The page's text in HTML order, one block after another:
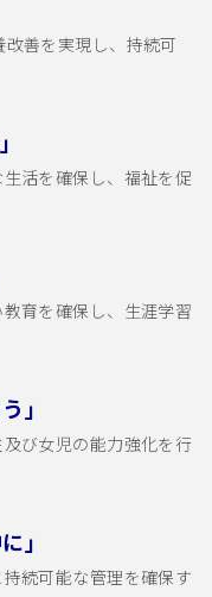
善を実現し、持続可
活を確保し、福祉を促
育を確保し、生涯学習
」
び女児の能力強化を行
」
続可能な管理を確保す